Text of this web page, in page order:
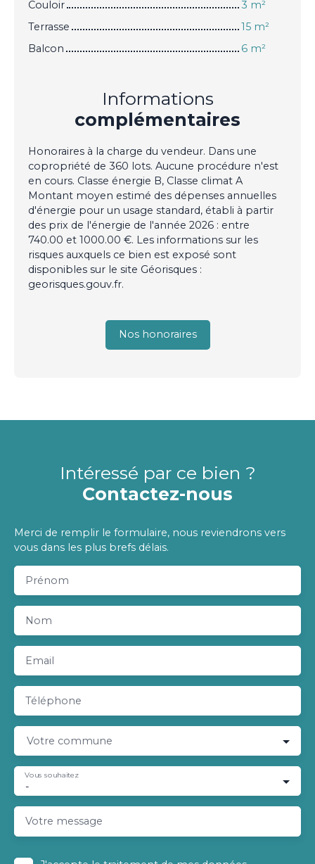
Couloir
3 m²
Terrasse
15 m²
Balcon
6 m²
Informations
complémentaires
Honoraires à la charge du vendeur. Dans une
copropriété de 360 lots. Aucune procédure n'est
en cours. Classe énergie B, Classe climat A
Montant moyen estimé des dépenses annuelles
d'énergie pour un usage standard, établi à partir
des prix de l'énergie de l'année 2026 : entre
740.00 et 1000.00 €. Les informations sur les
risques auxquels ce bien est exposé sont
disponibles sur le site Géorisques :
georisques.gouv.fr.
Nos honoraires
Intéressé par ce bien ?
Contactez-nous
Merci de remplir le formulaire, nous reviendrons vers
vous dans les plus brefs délais.
Prénom
Nom
Email
Téléphone
Votre commune
-
Vous souhaitez
Votre message